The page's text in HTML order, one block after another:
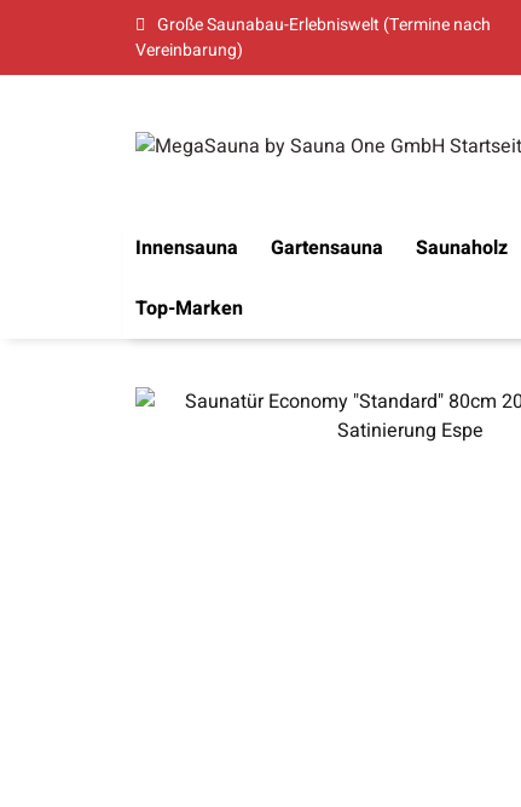
Große Saunabau-Erlebniswelt (Termine nach
Vereinbarung)
Innensauna Gartensauna Saunaholz
Top-Marken